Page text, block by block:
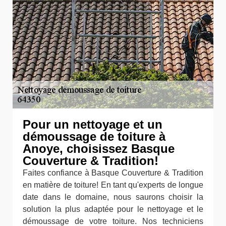
Pour un nettoyage et un
démoussage de toiture à
Anoye, choisissez Basque
Couverture & Tradition!
Faites confiance à Basque Couverture & Tradition
en matière de toiture! En tant qu'experts de longue
date dans le domaine, nous saurons choisir la
solution la plus adaptée pour le nettoyage et le
démoussage de votre toiture. Nos techniciens